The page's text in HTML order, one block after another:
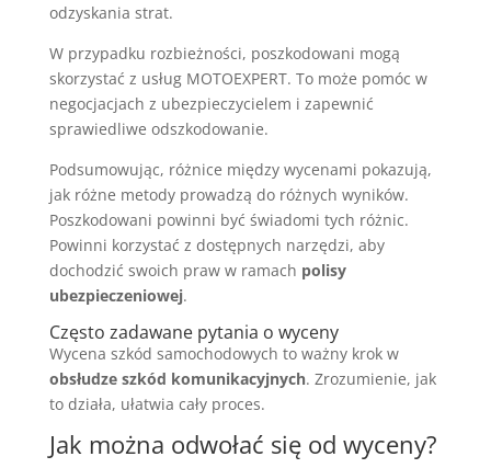
odzyskania strat.
W przypadku rozbieżności, poszkodowani mogą
skorzystać z usług MOTOEXPERT. To może pomóc w
negocjacjach z ubezpieczycielem i zapewnić
sprawiedliwe odszkodowanie.
Podsumowując, różnice między wycenami pokazują,
jak różne metody prowadzą do różnych wyników.
Poszkodowani powinni być świadomi tych różnic.
Powinni korzystać z dostępnych narzędzi, aby
dochodzić swoich praw w ramach polisy
ubezpieczeniowej.
Często zadawane pytania o wyceny
Wycena szkód samochodowych to ważny krok w
obsłudze szkód komunikacyjnych. Zrozumienie, jak
to działa, ułatwia cały proces.
Jak można odwołać się od wyceny?